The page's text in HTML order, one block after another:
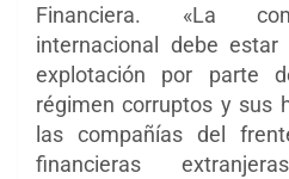
Financiera. «La
internacional debe
explotación por parte
régimen corruptos y sus
las compañías del
financieras